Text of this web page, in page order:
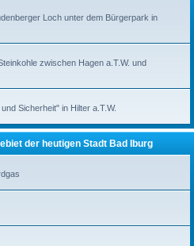
Loch unter dem Bürgerpark in
zwischen Hagen a.T.W. und
Sicherheit" in Hilter a.T.W.
der heutigen Stadt Bad Iburg